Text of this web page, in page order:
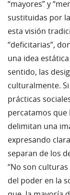
“mayores” y
sustituidas por
esta visión
“deficitarias”,
una idea
sentido, las
culturalmente.
prácticas
percatamos que
delimitan una
expresando
separan de los
“No son
del poder en la